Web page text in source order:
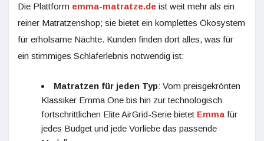
Die Plattform emma-matratze.de ist weit mehr als ein
reiner Matratzenshop; sie bietet ein komplettes Ökosystem
für erholsame Nächte. Kunden finden dort alles, was für
ein stimmiges Schlaferlebnis notwendig ist:
Matratzen für jeden Typ: Vom preisgekrönten
Klassiker Emma One bis hin zur technologisch
fortschrittlichen Elite AirGrid-Serie bietet Emma für
jedes Budget und jede Vorliebe das passende